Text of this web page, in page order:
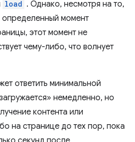
load . Однако, несмотря на то,
определенный момент
этот момент не
чему-либо, что волнует
ответить минимальной
немедленно, но
контента или
на странице до тех пор, пока